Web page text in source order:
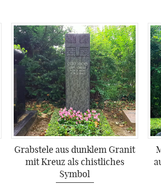
Grabstele aus dunklem Granit
mit Kreuz als chistliches
Symbol